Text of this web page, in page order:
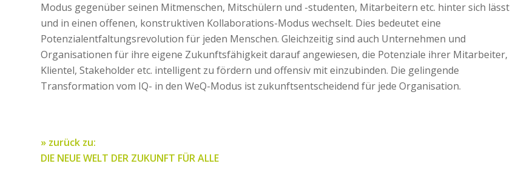
Modus gegenüber seinen Mitmenschen, Mitschülern und -studenten, Mitarbeitern etc. hinter sich lässt
und in einen offenen, konstruktiven Kollaborations-Modus wechselt. Dies bedeutet eine
Potenzialentfaltungsrevolution für jeden Menschen. Gleichzeitig sind auch Unternehmen und
Organisationen für ihre eigene Zukunftsfähigkeit darauf angewiesen, die Potenziale ihrer Mitarbeiter,
Klientel, Stakeholder etc. intelligent zu fördern und offensiv mit einzubinden. Die gelingende
Transformation vom IQ- in den WeQ-Modus ist zukunftsentscheidend für jede Organisation.
» zurück zu:
DIE NEUE WELT DER ZUKUNFT FÜR ALLE